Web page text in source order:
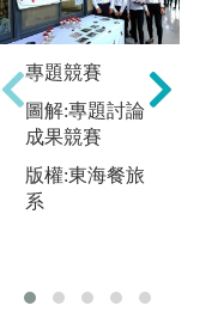
🎭 玄奘餐旅管
理學系 – 情境
教學，學習更
有感！
🚀 餐廳經營模
營！
專題競賽
圖解:專題討論
成果競賽
版權:東海餐旅
系